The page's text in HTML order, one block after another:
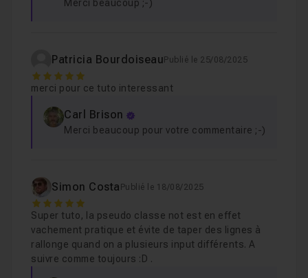
Merci beaucoup ;-)
Patricia Bourdoiseau Publié le 25/08/2025
5
merci pour ce tuto interessant
Carl Brison
Merci beaucoup pour votre commentaire ;-)
Simon Costa Publié le 18/08/2025
5
Super tuto, la pseudo classe not est en effet
vachement pratique et évite de taper des lignes à
rallonge quand on a plusieurs input différents. A
suivre comme toujours :D .